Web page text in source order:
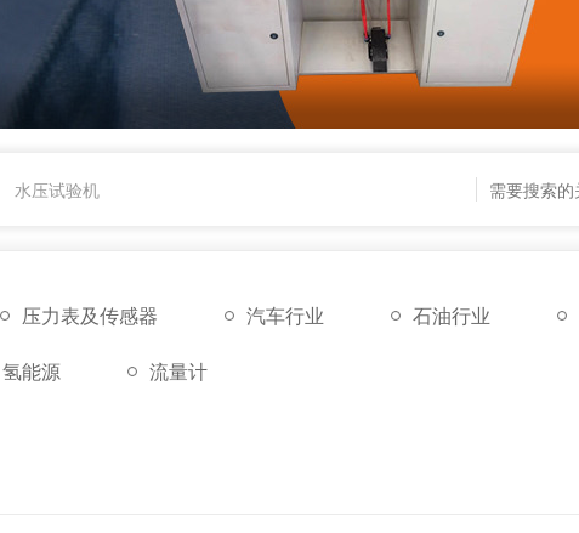
水压试验机
压力表及传感器 汽车行业 石油行业
氢能源 流量计